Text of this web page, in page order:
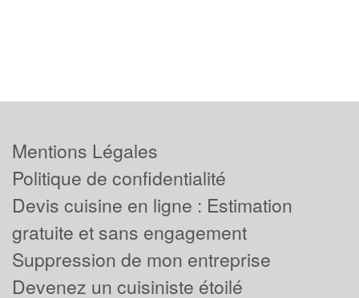
Mentions Légales
Politique de confidentialité
Devis cuisine en ligne : Estimation
gratuite et sans engagement
Suppression de mon entreprise
Devenez un cuisiniste étoilé